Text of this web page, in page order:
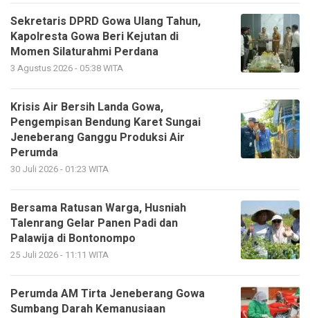
Sekretaris DPRD Gowa Ulang Tahun,
Kapolresta Gowa Beri Kejutan di
Momen Silaturahmi Perdana
3 Agustus 2026 - 05:38 WITA
Krisis Air Bersih Landa Gowa,
Pengempisan Bendung Karet Sungai
Jeneberang Ganggu Produksi Air
Perumda
30 Juli 2026 - 01:23 WITA
Bersama Ratusan Warga, Husniah
Talenrang Gelar Panen Padi dan
Palawija di Bontonompo
25 Juli 2026 - 11:11 WITA
Perumda AM Tirta Jeneberang Gowa
Sumbang Darah Kemanusiaan